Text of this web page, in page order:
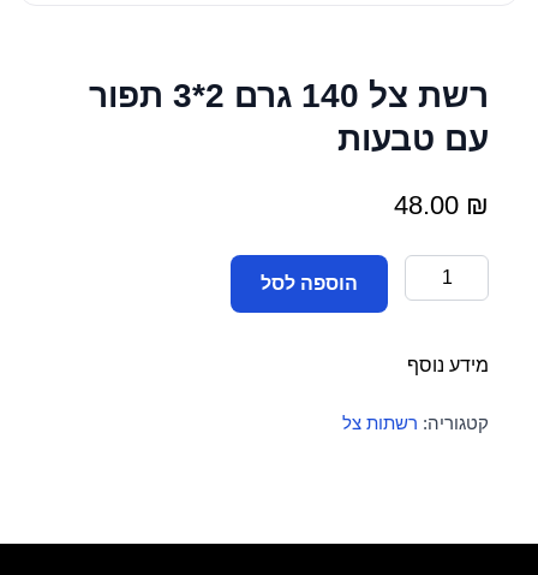
רשת צל 140 גרם 2*3 תפור
עם טבעות
48.00 ₪
כמות
של
צל
הוספה לסל
מידע נוסף
קטגוריה: רשתות צל